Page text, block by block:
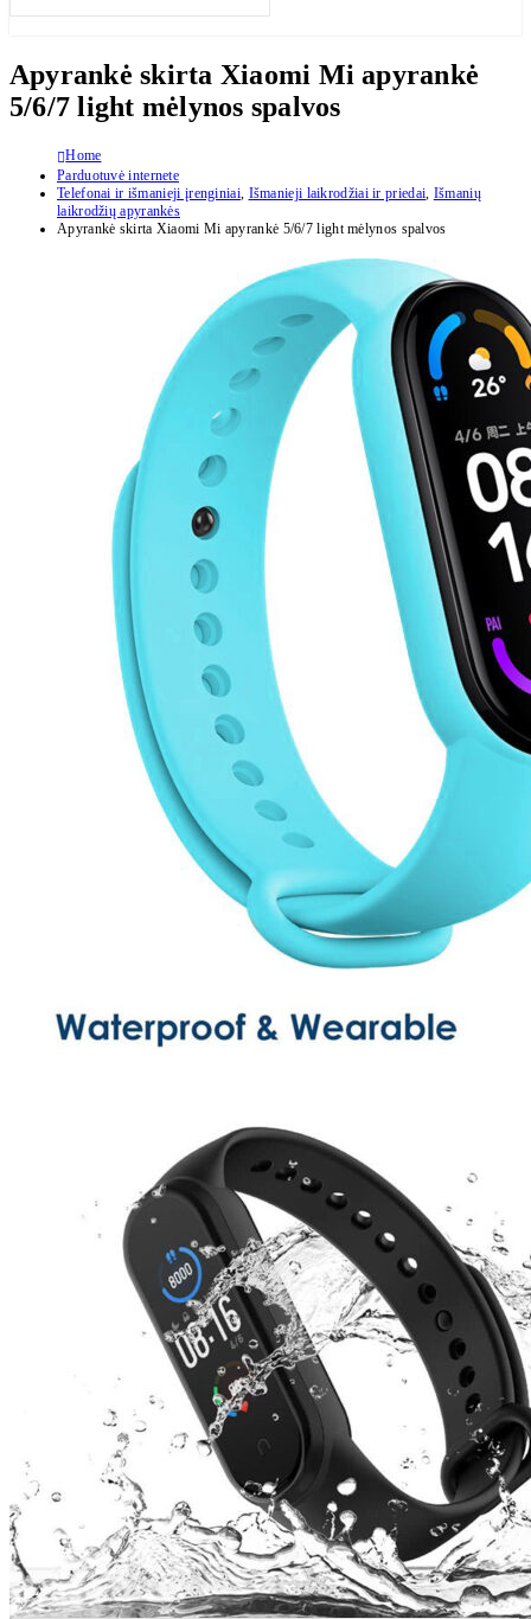
Apyrankė skirta Xiaomi Mi apyrankė
5/6/7 light mėlynos spalvos
Home
Parduotuvė internete
Telefonai ir išmanieji įrenginiai, Išmanieji laikrodžiai ir priedai, Išmanių
laikrodžių apyrankės
Apyrankė skirta Xiaomi Mi apyrankė 5/6/7 light mėlynos spalvos